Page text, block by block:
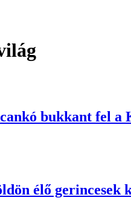
bukkant fel a
élő gerincesek